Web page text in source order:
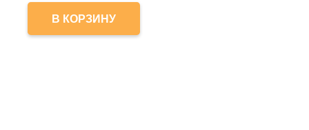
В КОРЗИНУ